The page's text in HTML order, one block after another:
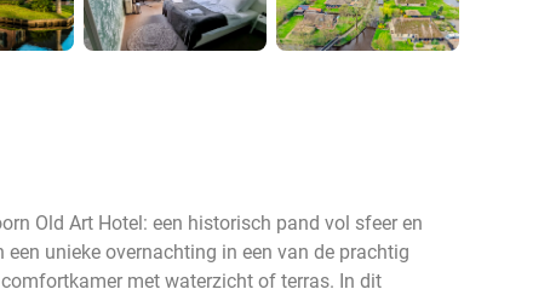
Old Art Hotel: een historisch pand vol sfeer en
unieke overnachting in een van de prachtig
met waterzicht of terras. In dit